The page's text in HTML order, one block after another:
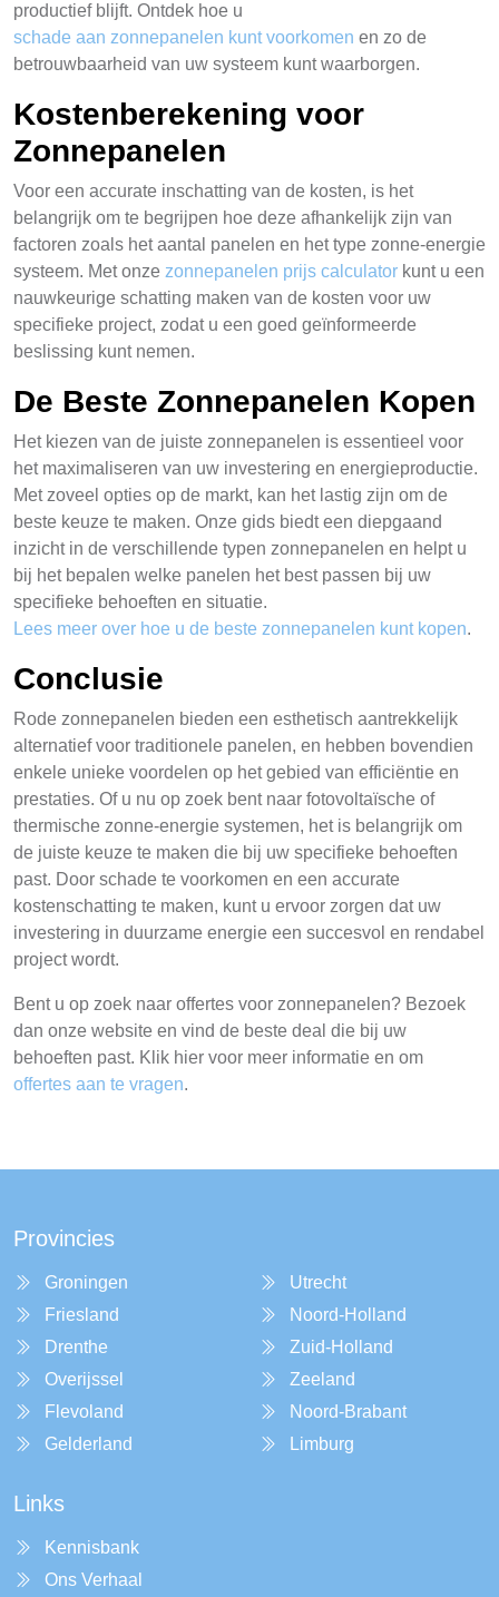
productief blijft. Ontdek hoe u
schade aan zonnepanelen kunt voorkomen en zo de
betrouwbaarheid van uw systeem kunt waarborgen.
Kostenberekening voor
Zonnepanelen
Voor een accurate inschatting van de kosten, is het
belangrijk om te begrijpen hoe deze afhankelijk zijn van
factoren zoals het aantal panelen en het type zonne-energie
systeem. Met onze zonnepanelen prijs calculator kunt u een
nauwkeurige schatting maken van de kosten voor uw
specifieke project, zodat u een goed geïnformeerde
beslissing kunt nemen.
De Beste Zonnepanelen Kopen
Het kiezen van de juiste zonnepanelen is essentieel voor
het maximaliseren van uw investering en energieproductie.
Met zoveel opties op de markt, kan het lastig zijn om de
beste keuze te maken. Onze gids biedt een diepgaand
inzicht in de verschillende typen zonnepanelen en helpt u
bij het bepalen welke panelen het best passen bij uw
specifieke behoeften en situatie.
Lees meer over hoe u de beste zonnepanelen kunt kopen.
Conclusie
Rode zonnepanelen bieden een esthetisch aantrekkelijk
alternatief voor traditionele panelen, en hebben bovendien
enkele unieke voordelen op het gebied van efficiëntie en
prestaties. Of u nu op zoek bent naar fotovoltaïsche of
thermische zonne-energie systemen, het is belangrijk om
de juiste keuze te maken die bij uw specifieke behoeften
past. Door schade te voorkomen en een accurate
kostenschatting te maken, kunt u ervoor zorgen dat uw
investering in duurzame energie een succesvol en rendabel
project wordt.
Bent u op zoek naar offertes voor zonnepanelen? Bezoek
dan onze website en vind de beste deal die bij uw
behoeften past. Klik hier voor meer informatie en om
offertes aan te vragen.
Provincies
Groningen
Friesland
Drenthe
Overijssel
Flevoland
Gelderland
Utrecht
Noord-Holland
Zuid-Holland
Zeeland
Noord-Brabant
Limburg
Links
Kennisbank
Ons Verhaal